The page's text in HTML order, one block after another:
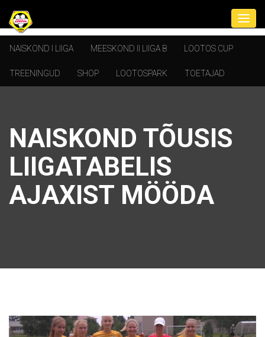
NAISKOND I LIIGA MEESKOND II LIIGA B LOOTOS CUP
TREENINGUD SHOP LOOTOSPARK TOETAJAD
NAISKOND TÕUSIS
LIIGATABELIS
AJAXIST MÖÖDA